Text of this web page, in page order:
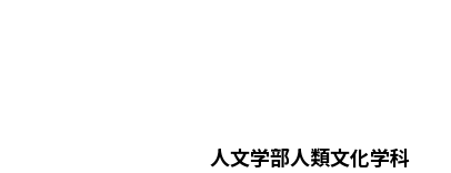
人文学部人類文化学科